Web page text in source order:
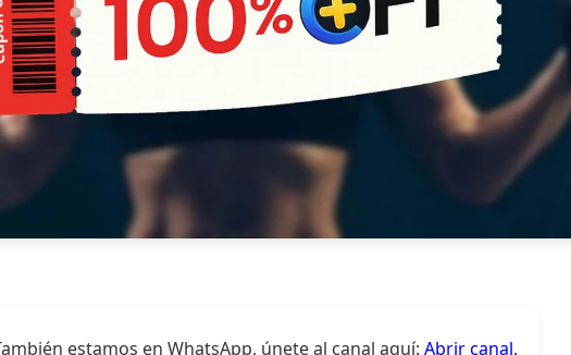
estamos en WhatsApp, únete al canal aquí: Abrir canal.